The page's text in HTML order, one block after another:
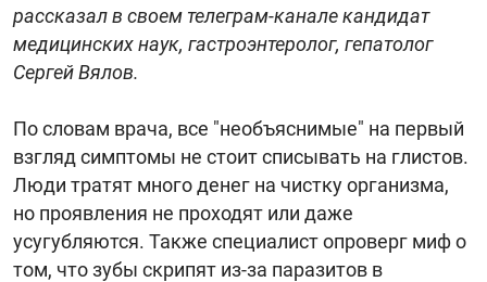
рассказал в своем телеграм-канале кандидат
медицинских наук, гастроэнтеролог, гепатолог
Сергей Вялов.
По словам врача, все "необъяснимые" на первый
взгляд симптомы не стоит списывать на глистов.
Люди тратят много денег на чистку организма,
но проявления не проходят или даже
усугубляются. Также специалист опроверг миф о
том, что зубы скрипят из-за паразитов в